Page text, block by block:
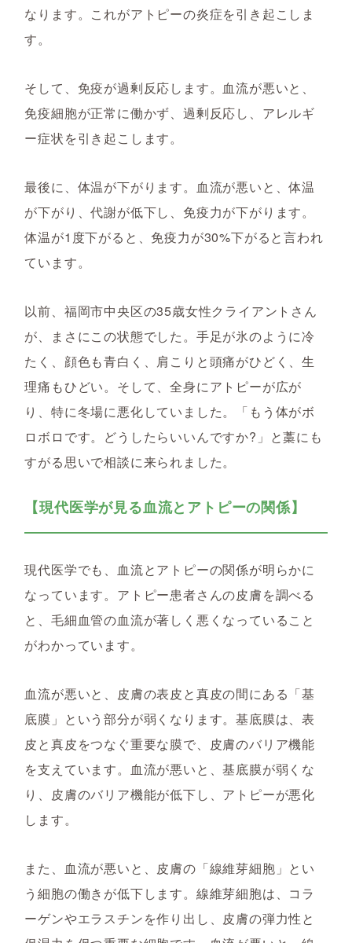
なります。これがアトピーの炎症を引き起こしま
す。
そして、免疫が過剰反応します。血流が悪いと、
免疫細胞が正常に働かず、過剰反応し、アレルギ
ー症状を引き起こします。
最後に、体温が下がります。血流が悪いと、体温
が下がり、代謝が低下し、免疫力が下がります。
体温が1度下がると、免疫力が30%下がると言われ
ています。
以前、福岡市中央区の35歳女性クライアントさん
が、まさにこの状態でした。手足が氷のように冷
たく、顔色も青白く、肩こりと頭痛がひどく、生
理痛もひどい。そして、全身にアトピーが広が
り、特に冬場に悪化していました。「もう体がボ
ロボロです。どうしたらいいんですか?」と藁にも
すがる思いで相談に来られました。
【現代医学が見る血流とアトピーの関係】
現代医学でも、血流とアトピーの関係が明らかに
なっています。アトピー患者さんの皮膚を調べる
と、毛細血管の血流が著しく悪くなっていること
がわかっています。
血流が悪いと、皮膚の表皮と真皮の間にある「基
底膜」という部分が弱くなります。基底膜は、表
皮と真皮をつなぐ重要な膜で、皮膚のバリア機能
を支えています。血流が悪いと、基底膜が弱くな
り、皮膚のバリア機能が低下し、アトピーが悪化
します。
また、血流が悪いと、皮膚の「線維芽細胞」とい
う細胞の働きが低下します。線維芽細胞は、コラ
ーゲンやエラスチンを作り出し、皮膚の弾力性と